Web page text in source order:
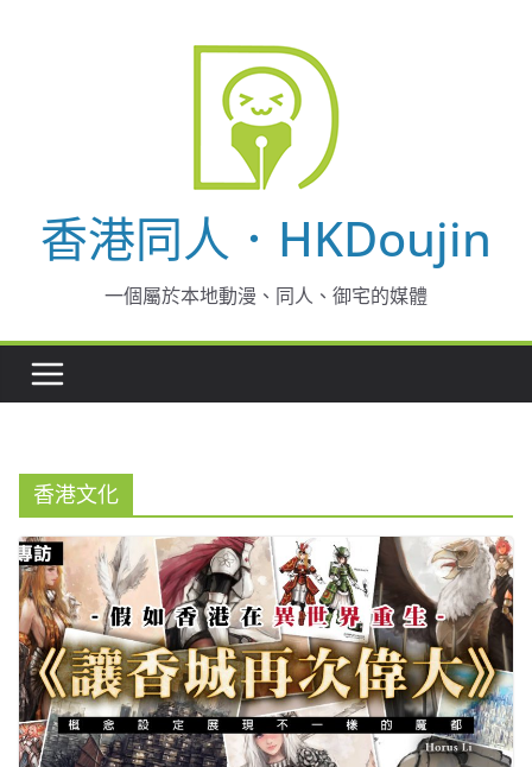
香港同人．HKDoujin
一個屬於本地動漫、同人、御宅的媒體
香港文化